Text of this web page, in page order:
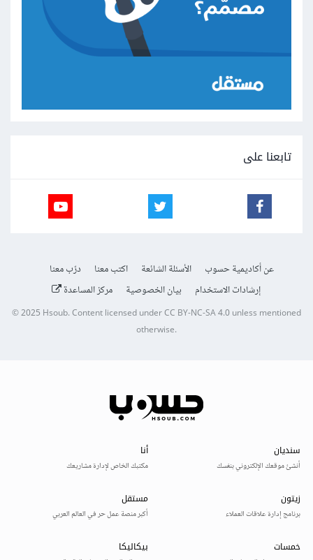
تابعنا على
عن أكاديمية حسوب الأسئلة الشائعة اكتب معنا
درّب معنا
إرشادات الاستخدام
بيان الخصوصية مركز المساعدة
© 2025Hsoub.Content licensed underCC BY-NC-SA 4.0unless mentioned
otherwise.